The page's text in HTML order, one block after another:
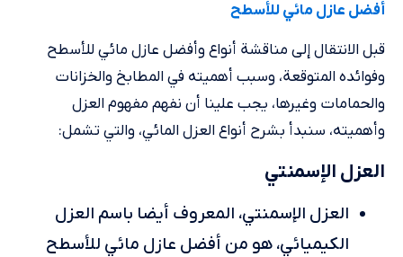
أفضل عازل مائي للأسطح
قبل الانتقال إلى مناقشة أنواع وأفضل عازل مائي للأسطح
وفوائده المتوقعة، وسبب أهميته في المطابخ والخزانات
والحمامات وغيرها، يجب علينا أن نفهم مفهوم العزل
وأهميته، سنبدأ بشرح أنواع العزل المائي، والتي تشمل:
العزل الإسمنتي
العزل الإسمنتي، المعروف أيضا باسم العزل
الكيميائي، هو من أفضل عازل مائي للأسطح